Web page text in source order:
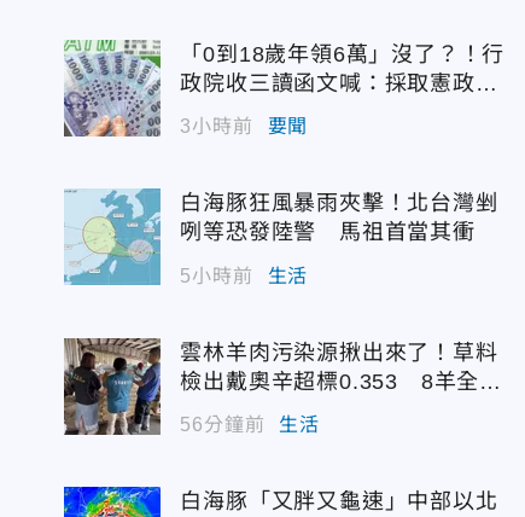
「0到18歲年領6萬」沒了？！行
政院收三讀函文喊：採取憲政作
為
3小時前 要聞
白海豚狂風暴雨夾擊！北台灣剉
咧等恐發陸警 馬祖首當其衝
5小時前 生活
雲林羊肉污染源揪出來了！草料
檢出戴奧辛超標0.353 8羊全撲
殺化製
56分鐘前 生活
白海豚「又胖又龜速」中部以北